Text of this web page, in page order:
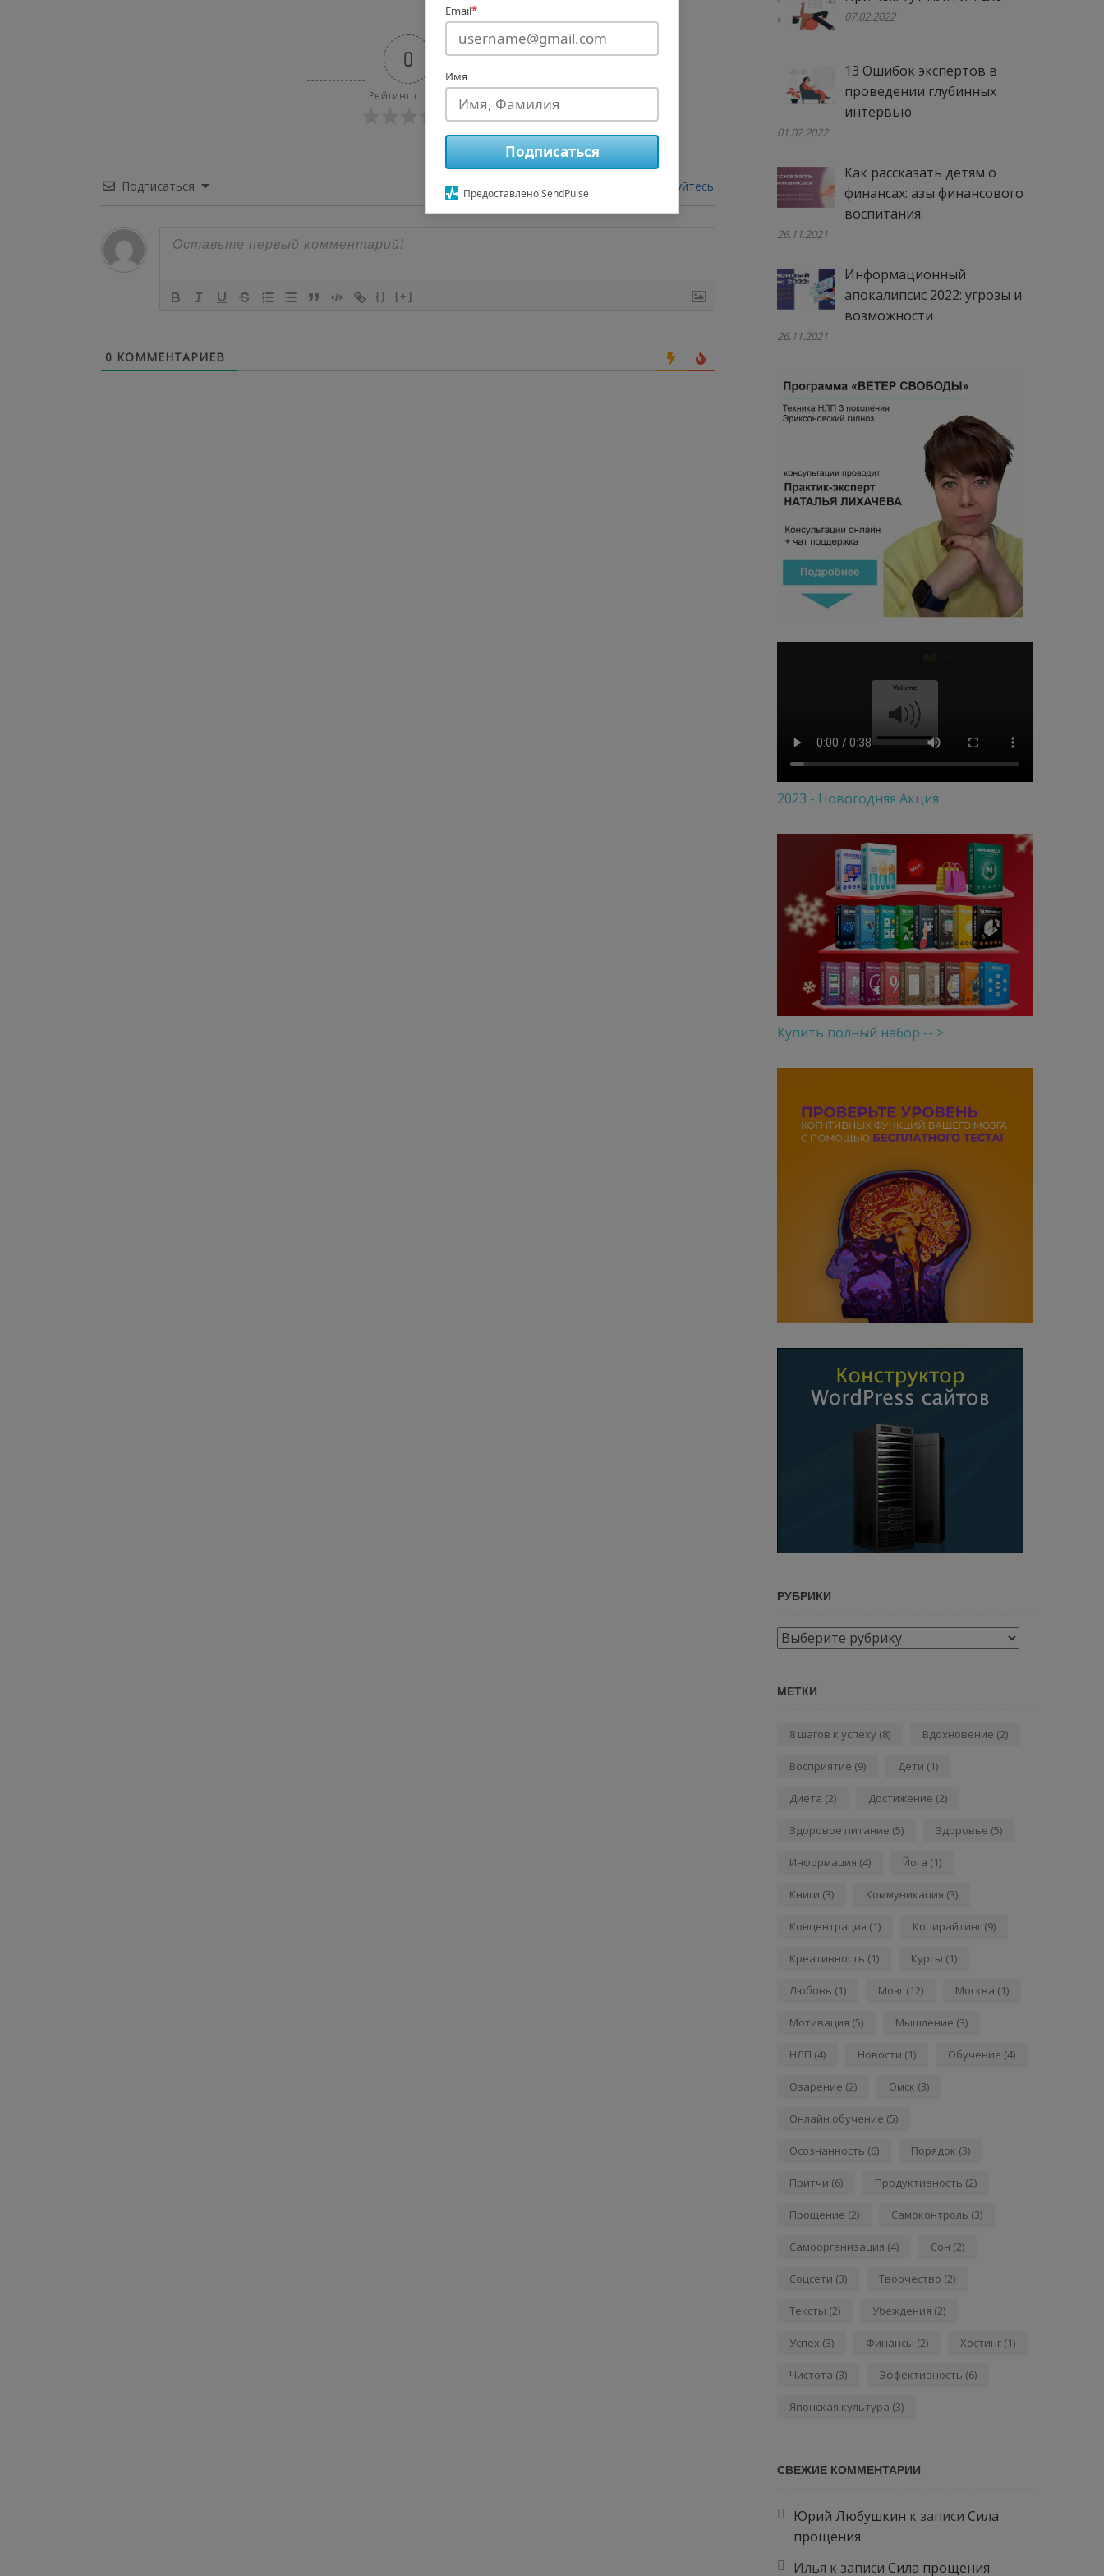
0
Рейтинг статьи
Подписаться Войти через авторизуйтесь
{} [+]
0 КОММЕНТАРИЕВ
07.02.2022
13 Ошибок экспертов в
проведении глубинных
интервью
01.02.2022
Как рассказать детям о
финансах: азы финансового
воспитания.
26.11.2021
Информационный
апокалипсис 2022: угрозы и
возможности
26.11.2021
2023 - Новогодняя Акция
Купить полный набор -- >
РУБРИКИ
Рубрики
МЕТКИ
8 шагов к успеху (8) Вдохновение (2)
Восприятие (9) Дети (1)
Диета (2) Достижение (2)
Здоровое питание (5) Здоровье (5)
Информация (4) Йога (1)
Книги (3) Коммуникация (3)
Концентрация (1) Копирайтинг (9)
Креативность (1) Курсы (1)
Любовь (1) Мозг (12) Москва (1)
Мотивация (5) Мышление (3)
НЛП (4) Новости (1) Обучение (4)
Озарение (2) Омск (3)
Онлайн обучение (5)
Осознанность (6) Порядок (3)
Притчи (6) Продуктивность (2)
Прощение (2) Самоконтроль (3)
Самоорганизация (4) Сон (2)
Соцсети (3) Творчество (2)
Тексты (2) Убеждения (2)
Успех (3) Финансы (2) Хостинг (1)
Чистота (3) Эффективность (6)
Японская культура (3)
СВЕЖИЕ КОММЕНТАРИИ
Юрий Любушкин к записи Сила
прощения
Илья к записи Сила прощения
Email*
Имя
Подписаться
Предоставлено SendPulse